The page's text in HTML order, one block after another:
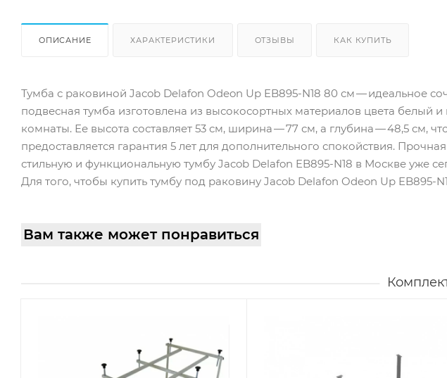
ОПИСАНИЕ ХАРАКТЕРИСТИКИ ОТЗЫВЫ КАК КУПИТЬ
Тумба с раковиной Jacob Delafon Odeon Up EB895-N18 80 см — идеальное
подвесная тумба изготовлена из высокосортных материалов цвета
комнаты. Ее высота составляет 53 см, ширина — 77 см, а глубина — 48,5 см,
предоставляется гарантия 5 лет для дополнительного спокойствия.
стильную и функциональную тумбу Jacob Delafon EB895-N18 в Москве уже
Для того, чтобы купить тумбу под раковину Jacob Delafon Odeon Up
Вам также может понравиться